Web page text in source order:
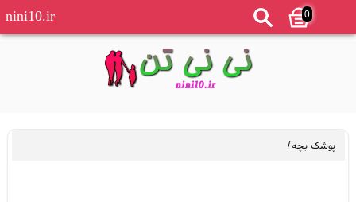
0
nini10.ir
پوشک بچه/